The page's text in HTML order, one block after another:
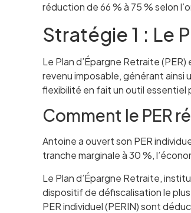
réduction de 66 % à 75 % selon
Stratégie 1 : Le
Le Plan d’Épargne Retraite
revenu imposable, générant ainsi
flexibilité en fait un outil essentiel
Comment le PER
Antoine a ouvert son PER
tranche marginale à 30 %,
Le Plan d’Épargne Retraite,
dispositif de défiscalisation le
PER individuel (PERIN) sont